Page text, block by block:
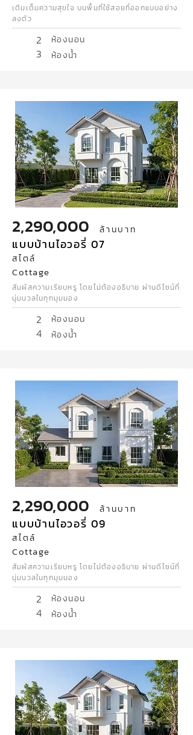
เติมเต็มความสุขใจ บนพื้นที่ใช้สอยที่ออกแบบอย่าง
ลงตัว
2 ห้องนอน
3 ห้องน้ำ
2,290,000 ล้านบาท
แบบบ้านไอวอรี่ 07
สไตล์
Cottage
สัมผัสความเรียบหรู โดยไม่ต้องอธิบาย ผ่านดีไซน์ที่
นุ่มนวลในทุกมุมมอง
2 ห้องนอน
4 ห้องน้ำ
2,290,000 ล้านบาท
แบบบ้านไอวอรี่ 09
สไตล์
Cottage
สัมผัสความเรียบหรู โดยไม่ต้องอธิบาย ผ่านดีไซน์ที่
นุ่มนวลในทุกมุมมอง
2 ห้องนอน
4 ห้องน้ำ